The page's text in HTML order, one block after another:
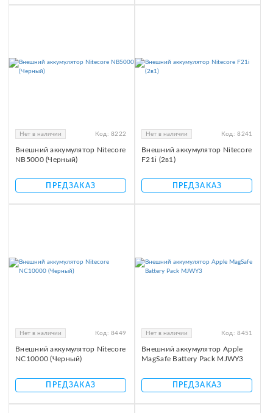
Нет в наличии Код: 8222
Внешний аккумулятор Nitecore
NB5000 (Черный)
ПРЕДЗАКАЗ
Нет в наличии Код: 8241
Внешний аккумулятор Nitecore
F21i (2в1)
ПРЕДЗАКАЗ
Нет в наличии Код: 8449
Внешний аккумулятор Nitecore
NC10000 (Черный)
ПРЕДЗАКАЗ
Нет в наличии Код: 8451
Внешний аккумулятор Apple
MagSafe Battery Pack MJWY3
ПРЕДЗАКАЗ